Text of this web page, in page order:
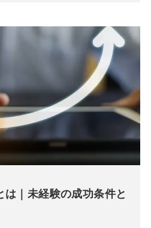
｜未経験の成功条件と